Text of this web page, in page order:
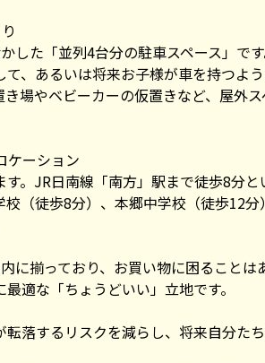
た「並列4台分の駐車スペース」で
、あるいは将来お子様が車を持つよ
場やベビーカーの仮置きなど、屋外
ケーション
。JR日南線「南方」駅まで徒歩8分
（徒歩8分）、本郷中学校（徒歩12
に揃っており、お買い物に困ること
適な「ちょうどいい」立地です。
落するリスクを減らし、将来自分た